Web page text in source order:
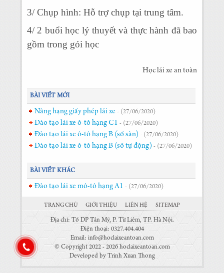
3/ Chụp hình: Hỗ trợ chụp tại trung tâm.
4/ 2 buổi học lý thuyết và thực hành đã bao
gồm trong gói học
Học lái xe an toàn
BÀI VIẾT MỚI
Nâng hạng giấy phép lái xe - (27/06/2020)
Đào tạo lái xe ô-tô hạng C1 - (27/06/2020)
Đào tạo lái xe ô-tô hạng B (số sàn) - (27/06/2020)
Đào tạo lái xe ô-tô hạng B (số tự động) - (27/06/2020)
BÀI VIẾT KHÁC
Đào tạo lái xe mô-tô hạng A1 - (27/06/2020)
TRANG CHỦ GIỚI THIỆU LIÊN HỆ SITEMAP
Địa chỉ: Tổ DP Tân Mỹ, P. Từ Liêm, TP. Hà Nội.
Điện thoại: 0327.404.404
Email: info@hoclaixeantoan.com
© Copyright 2022 - 2026 hoclaixeantoan.com
Developed by Trinh Xuan Thong